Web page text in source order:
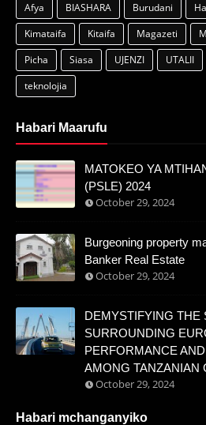
Afya BIASHARA Burudani
Kimataifa
Kitaifa Magazeti
Picha
Siasa UJENZI UTALII
teknolojia
Habari Maarufu
MATOKEO YA
(PSLE) 2024
October 29, 2024
Burgeoning property
Banker Real Estate
October 29, 2024
DEMYSTIFYING THE
SURROUNDING
PERFORMANCE
AMONG TANZANIAN
October 29, 2024
Habari mchanganyiko